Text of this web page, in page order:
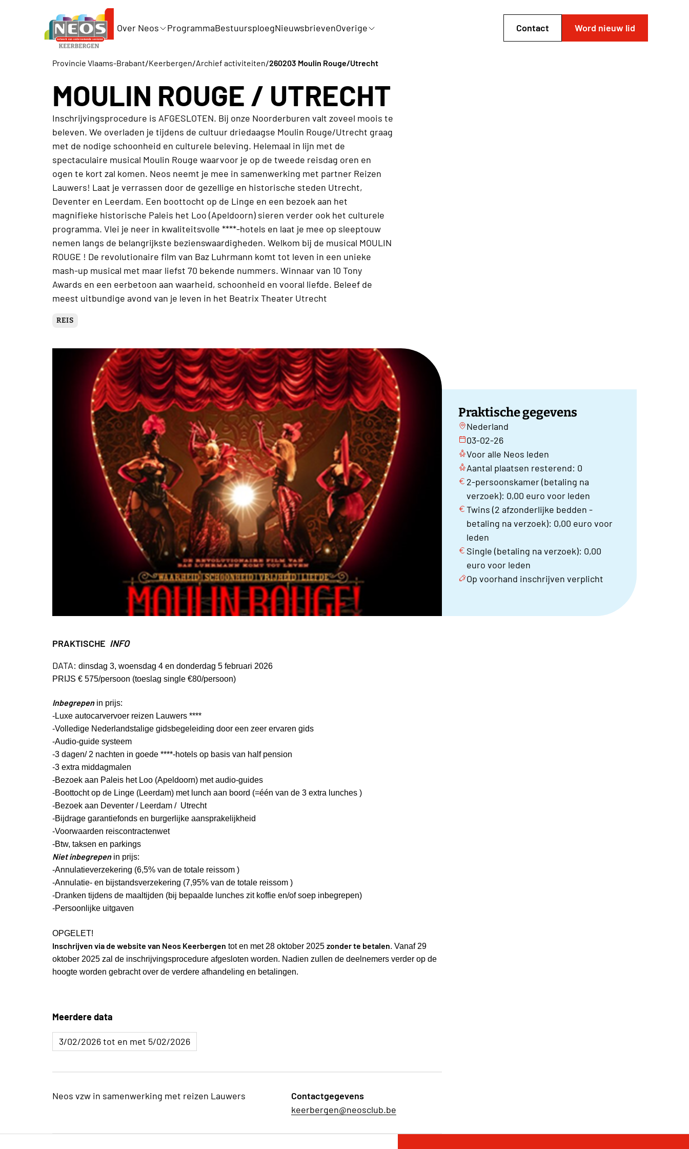
Over Neos ProgrammaBestuursploegNieuwsbrievenOverige Contact Word nieuw lid
Provincie Vlaams-Brabant/Keerbergen/Archief activiteiten/260203 Moulin Rouge/Utrecht
MOULIN ROUGE / UTRECHT
Inschrijvingsprocedure is AFGESLOTEN. Bij onze Noorderburen valt zoveel moois te
beleven. We overladen je tijdens de cultuur driedaagse Moulin Rouge/Utrecht graag
met de nodige schoonheid en culturele beleving. Helemaal in lijn met de
spectaculaire musical Moulin Rouge waarvoor je op de tweede reisdag oren en
ogen te kort zal komen. Neos neemt je mee in samenwerking met partner Reizen
Lauwers! Laat je verrassen door de gezellige en historische steden Utrecht,
Deventer en Leerdam. Een boottocht op de Linge en een bezoek aan het
magnifieke historische Paleis het Loo (Apeldoorn) sieren verder ook het culturele
programma. Vlei je neer in kwaliteitsvolle ****-hotels en laat je mee op sleeptouw
nemen langs de belangrijkste bezienswaardigheden. Welkom bij de musical MOULIN
ROUGE ! De revolutionaire film van Baz Luhrmann komt tot leven in een unieke
mash-up musical met maar liefst 70 bekende nummers. Winnaar van 10 Tony
Awards en een eerbetoon aan waarheid, schoonheid en vooral liefde. Beleef de
meest uitbundige avond van je leven in het Beatrix Theater Utrecht
REIS
Praktische gegevens
Nederland
03-02-26
Voor alle Neos leden
Aantal plaatsen resterend: 0
2-persoonskamer (betaling na
verzoek): 0,00 euro voor leden
Twins (2 afzonderlijke bedden -
betaling na verzoek): 0,00 euro voor
leden
Single (betaling na verzoek): 0,00
euro voor leden
Op voorhand inschrijven verplicht
PRAKTISCHE INFO
DATA: dinsdag 3, woensdag 4 en donderdag 5 februari 2026
PRIJS € 575/persoon (toeslag single €80/persoon)
Inbegrepenin prijs:
-Luxe autocarvervoer reizen Lauwers ****
-Volledige Nederlandstalige gidsbegeleiding door een zeer ervaren gids
-Audio-guide systeem
-3 dagen/ 2 nachten in goede ****-hotels op basis van half pension
-3 extra middagmalen
-Bezoek aan Paleis het Loo (Apeldoorn) met audio-guides
-Boottocht op de Linge (Leerdam) met lunch aan boord (=één van de 3 extra lunches )
-Bezoek aan Deventer /Leerdam / Utrecht
-Bijdrage garantiefonds en burgerlijke aansprakelijkheid
-Voorwaarden reiscontractenwet
-Btw, taksen en parkings
Niet inbegrepenin prijs:
-Annulatieverzekering (6,5% van de totale reissom )
-Annulatie- en bijstandsverzekering (7,95% van de totale reissom )
-Dranken tijdens de maaltijden (bij bepaalde lunches zit koffie en/of soep inbegrepen)
-Persoonlijke uitgaven
OPGELET!
Inschrijven via de website van Neos Keerbergen tot en met 28 oktober 2025 zonder te betalen. Vanaf 29
oktober 2025 zal de inschrijvingsprocedure afgesloten worden. Nadien zullen de deelnemers verder op de
hoogte worden gebracht over de verdere afhandeling en betalingen.
Meerdere data
3/02/2026 tot en met 5/02/2026
Neos vzw in samenwerking met reizen Lauwers
Contactgegevens
keerbergen@neosclub.be